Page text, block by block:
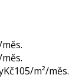
Kč105/m²/měs.